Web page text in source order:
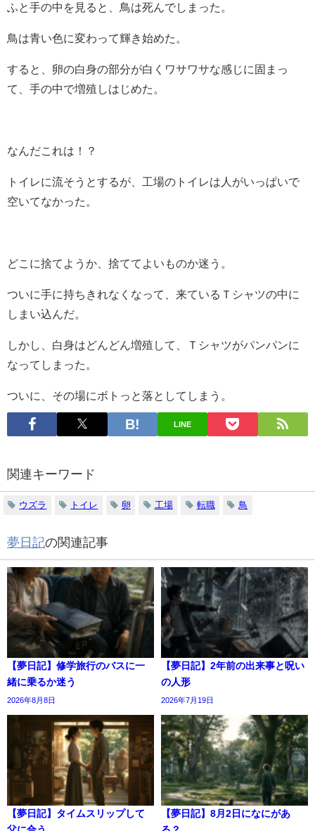
ふと手の中を見ると、鳥は死んでしまった。
鳥は青い色に変わって輝き始めた。
すると、卵の白身の部分が白くワサワサな感じに固まっ
て、手の中で増殖しはじめた。
なんだこれは！？
トイレに流そうとするが、工場のトイレは人がいっぱいで
空いてなかった。
どこに捨てようか、捨ててよいものか迷う。
ついに手に持ちきれなくなって、来ているＴシャツの中に
しまい込んだ。
しかし、白身はどんどん増殖して、Ｔシャツがパンパンに
なってしまった。
ついに、その場にボトっと落としてしまう。
LINE
関連キーワード
ウズラ トイレ 卵 工場 転職 鳥
夢日記の関連記事
【夢日記】修学旅行のバスに一
緒に乗るか迷う
2026年8月8日
【夢日記】2年前の出来事と呪い
の人形
2026年7月19日
【夢日記】タイムスリップして
【夢日記】8月2日になにがあ